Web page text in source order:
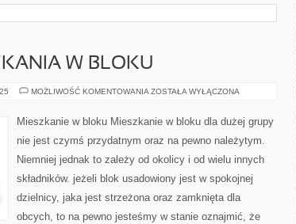
W BLOKU
MOŻLIWOŚĆ KOMENTOWANIA MIEJSCE
BLOKU
ZOSTAŁA WYŁĄCZONA
Mieszkanie w bloku Mieszkanie w bloku dla dużej grupy
nie jest czymś przydatnym oraz na pewno należytym.
Niemniej jednak to zależy od okolicy i od wielu innych
składników. jeżeli blok usadowiony jest w spokojnej
dzielnicy, jaka jest strzeżona oraz zamknięta dla
obcych, to na pewno jesteśmy w stanie oznajmić, że